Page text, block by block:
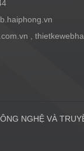
,
NGHỆ VÀ